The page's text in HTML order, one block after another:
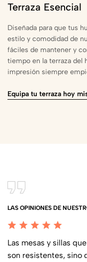
Terraza Esencial
Diseñada para que tus
estilo y comodidad de
fáciles de mantener y
tiempo en la terraza del
impresión siempre
Equipa tu terraza hoy
LAS OPINIONES DE
Las mesas y sillas
son resistentes, sino